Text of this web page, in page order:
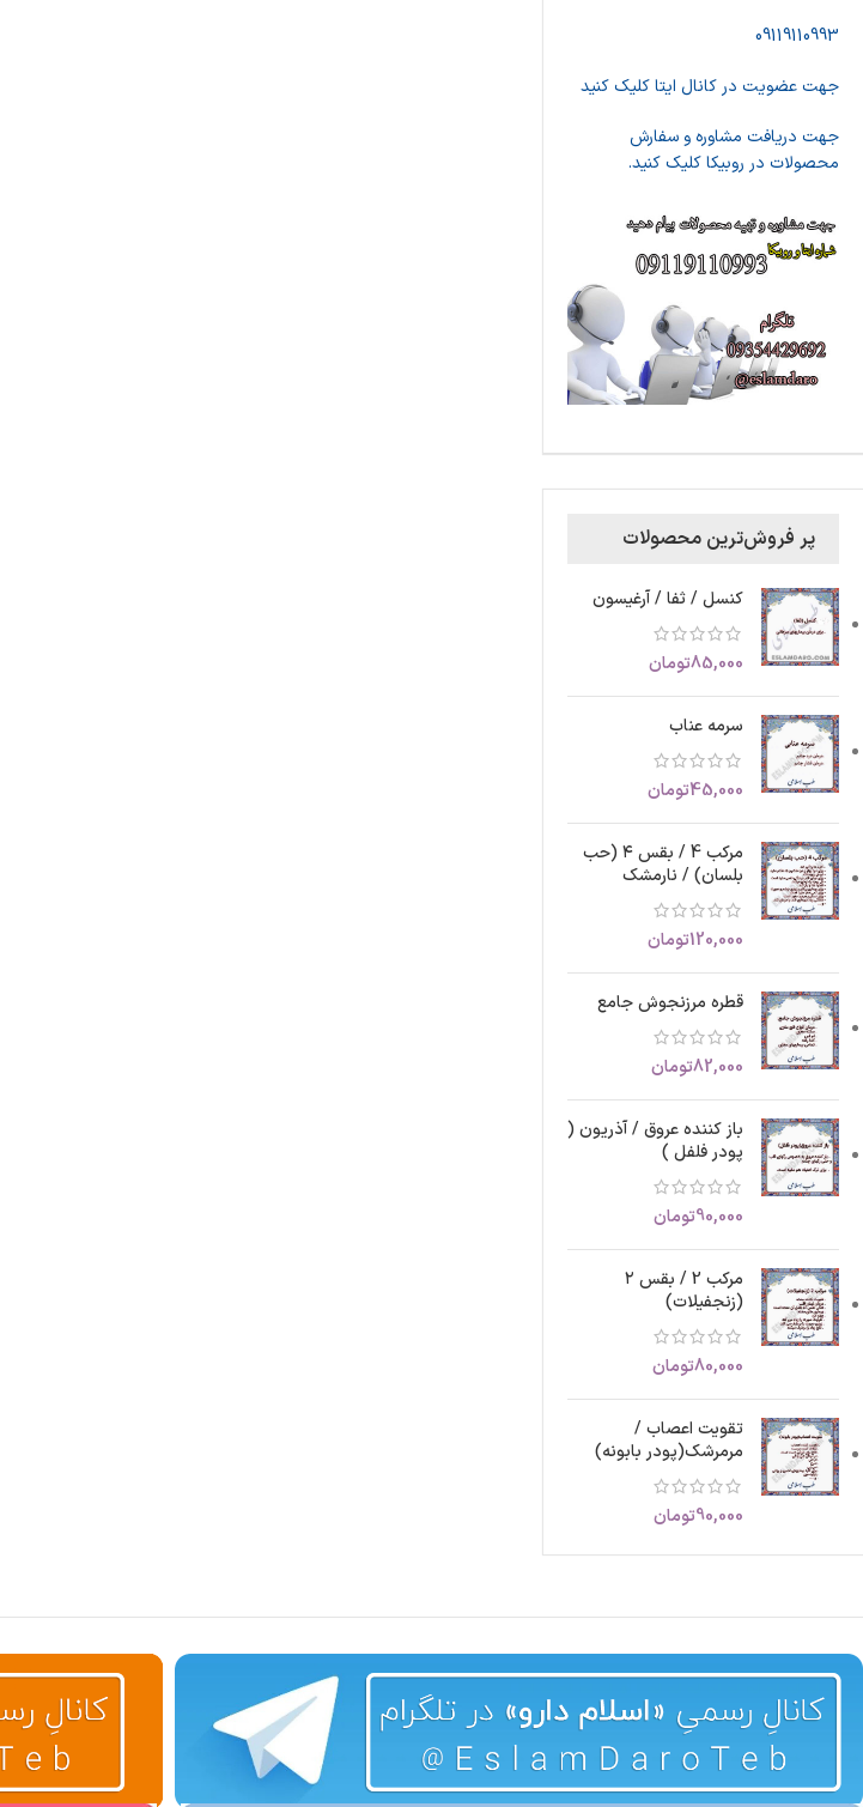
09119110993
جهت عضویت در کانال ایتا کلیک کنید
جهت دریافت مشاوره و سفارش
محصولات در روبیکا کلیک کنید.
پر فروش‌ترین محصولات
کنسل / ثفا / آرغیسون
85,000تومان
سرمه عناب
45,000تومان
مرکب 4 / بقس ۴ (حب
بلسان) / نارمشک
120,000تومان
قطره مرزنجوش جامع
82,000تومان
باز کننده عروق / آذریون (
پودر فلفل )
90,000تومان
مرکب 2 / بقس ۲
(زنجفیلات)
80,000تومان
تقویت اعصاب /
مرمرشک(پودر بابونه)
90,000تومان